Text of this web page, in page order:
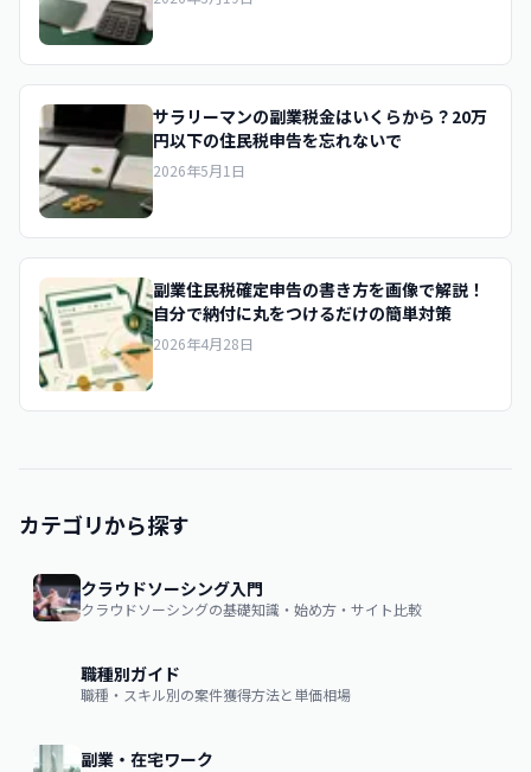
サラリーマンの副業税金はいくらから？20万
円以下の住民税申告を忘れないで
2026年5月1日
副業住民税確定申告の書き方を画像で解説！
自分で納付に丸をつけるだけの簡単対策
2026年4月28日
カテゴリから探す
クラウドソーシング入門
クラウドソーシングの基礎知識・始め方・サイト比較
職種別ガイド
職種・スキル別の案件獲得方法と単価相場
副業・在宅ワーク